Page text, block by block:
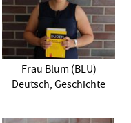
Frau Blum (BLU)
Deutsch, Geschichte